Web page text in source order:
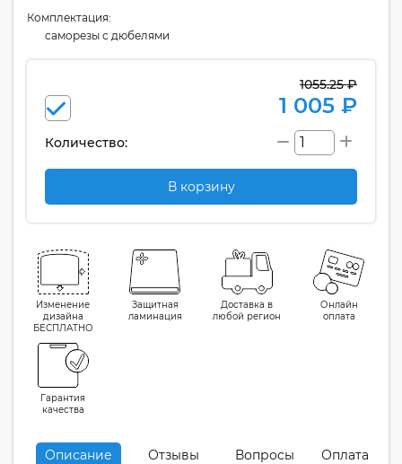
Комплектация:
cаморезы с дюбелями
1055.25 ₽
1 005 ₽
Количество:
В корзину
Изменение
дизайна
БЕСПЛАТНО
Защитная
ламинация
Доставка в
любой регион
Онлайн
оплата
Гарантия
качества
Описание Отзывы Вопросы Оплата